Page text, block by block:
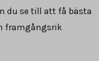
du se till att få bästa
framgångsrik